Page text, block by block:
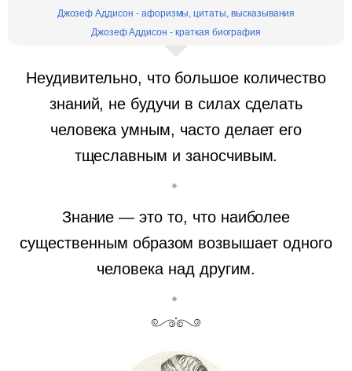
Джозеф Аддисон - афоризмы, цитаты, высказывания
Джозеф Аддисон - краткая биография
Неудивительно, что большое количество
знаний, не будучи в силах сделать
человека умным, часто делает его
тщеславным и заносчивым.
Знание — это то, что наиболее
существенным образом возвышает одного
человека над другим.